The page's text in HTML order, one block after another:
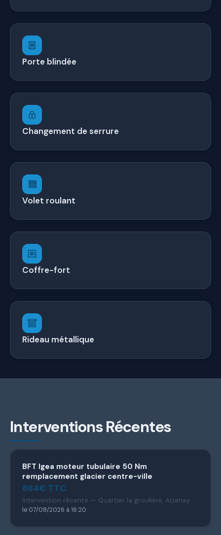
Porte blindée
Changement de serrure
Volet roulant
Coffre-fort
Rideau métallique
Interventions Récentes
BFT Igea moteur tubulaire 50 Nm
remplacement glacier centre-ville
884€ TTC
Intervention récente — Quartier la groulière, Aizenay
le 07/08/2026 à 16:20